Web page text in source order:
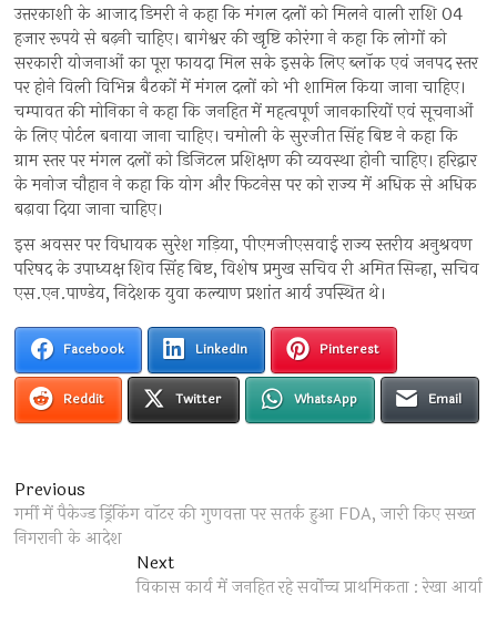
उत्तरकाशी के आजाद डिमरी ने कहा कि मंगल दलों को मिलने वाली राशि 04
हजार रूपये से बढ़नी चाहिए। बागेश्वर की खृष्टि कोरंगा ने कहा कि लोगों को
सरकारी योजनाओं का पूरा फायदा मिल सके इसके लिए ब्लॉक एवं जनपद स्तर
पर होने विली विभिन्न बैठकों में मंगल दलों को भी शामिल किया जाना चाहिए।
चम्पावत की मोनिका ने कहा कि जनहित में महत्वपूर्ण जानकारियों एवं सूचनाओं
के लिए पोर्टल बनाया जाना चाहिए। चमोली के सुरजीत सिंह बिष्ट ने कहा कि
ग्राम स्तर पर मंगल दलों को डिजिटल प्रशिक्षण की व्यवस्था होनी चाहिए। हरिद्वार
के मनोज चौहान ने कहा कि योग और फिटनेस पर को राज्य में अधिक से अधिक
बढ़ावा दिया जाना चाहिए।
इस अवसर पर विधायक सुरेश गड़िया, पीएमजीएसवाई राज्य स्तरीय अनुश्रवण
परिषद के उपाध्यक्ष शिव सिंह बिष्ट, विशेष प्रमुख सचिव री अमित सिन्हा, सचिव
एस.एन.पाण्डेय, निदेशक युवा कल्याण प्रशांत आर्य उपस्थित थे।
Facebook LinkedIn Pinterest
Reddit Twitter WhatsApp Email
Post
navigation
Previous
post:
गर्मी में पैकेज्ड ड्रिंकिंग वॉटर की गुणवत्ता पर सतर्क हुआ FDA, जारी किए सख्त
निगरानी के आदेश
NextNext
post:
विकास कार्य में जनहित रहे सर्वोच्च प्राथमिकता : रेखा आर्या